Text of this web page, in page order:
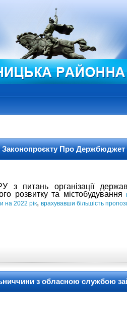
Про Держбюджет
з питань організації
розвитку та містобудування
на 2022 рік, врахувавши більшість
з обласною службою